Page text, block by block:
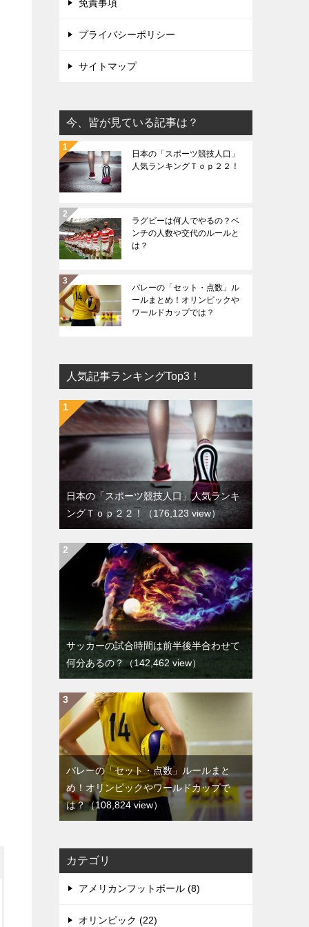
免責事項
プライバシーポリシー
サイトマップ
今、皆が見ている記事は？
日本の「スポーツ競技人口」
人気ランキングＴｏｐ２２！
ラグビーは何人でやるの？ベ
ンチの人数や交代のルールと
は？
バレーの「セット・点数」ル
ールまとめ！オリンピックや
ワールドカップでは？
人気記事ランキングTop3！
日本の「スポーツ競技人口」人気ランキ
ングＴｏｐ２２！
（176,123 view）
サッカーの試合時間は前半後半合わせて
何分あるの？ （142,462 view）
バレーの「セット・点数」ルールまと
め！オリンピックやワールドカップで
は？（108,824 view）
カテゴリ
アメリカンフットボール (8)
オリンピック (22)